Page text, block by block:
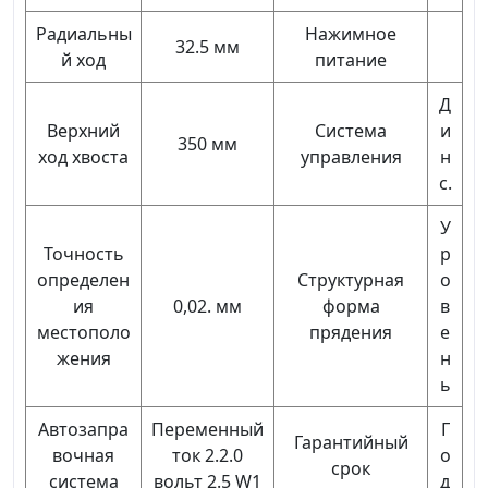
Радиальны
й ход
32.5 мм
Нажимное
питание
Верхний
ход хвоста
350 мм
Система
управления
Д
и
н
с.
Точность
определен
ия
местополо
жения
0,02. мм
Структурная
форма
прядения
У
р
о
в
е
н
ь
Автозапра
вочная
система
Переменный
ток 2.2.0
вольт 2.5 W1
Гарантийный
срок
Г
о
д